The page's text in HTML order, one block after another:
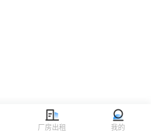
厂房出租 我的